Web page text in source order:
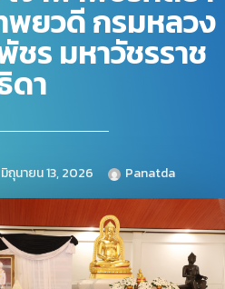
พยวดี กรมหลวง
ร มหาวัชรราช
ดา
มิถุนายน 13, 2026 Panatda